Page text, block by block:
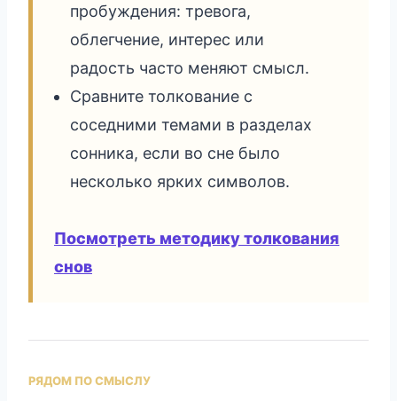
пробуждения: тревога,
облегчение, интерес или
радость часто меняют смысл.
Сравните толкование с
соседними темами в разделах
сонника, если во сне было
несколько ярких символов.
Посмотреть методику толкования
снов
РЯДОМ ПО СМЫСЛУ